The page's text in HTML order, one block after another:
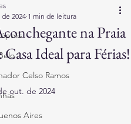
Celso Ramos
Aires
na Praia
Casa Ideal para Férias!
2024 1 min de leitura
out. de 2024
NaN de 5 estrelas.